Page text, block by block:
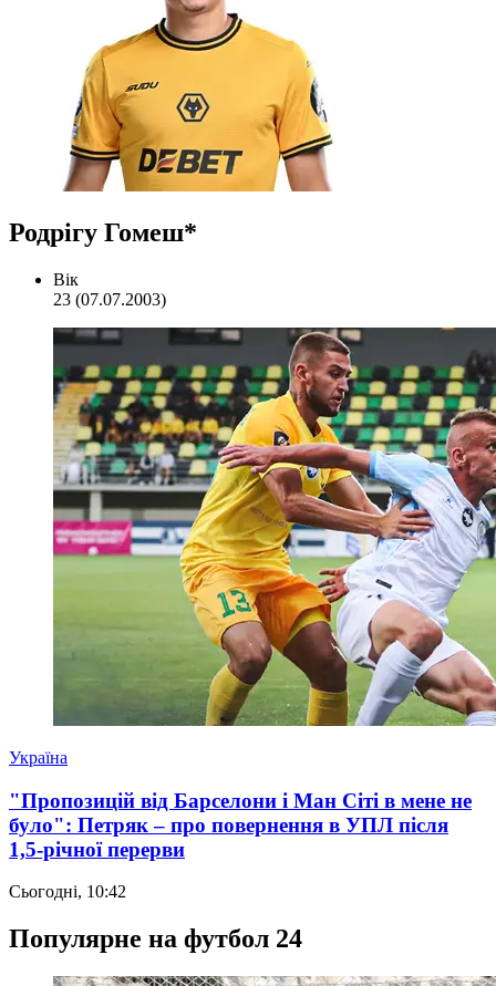
Родрігу Гомеш*
Вік
23 (07.07.2003)
Україна
"Пропозицій від Барселони і Ман Сіті в мене не
було": Петряк – про повернення в УПЛ після
1,5-річної перерви
Сьогодні, 10:42
Популярне на футбол 24